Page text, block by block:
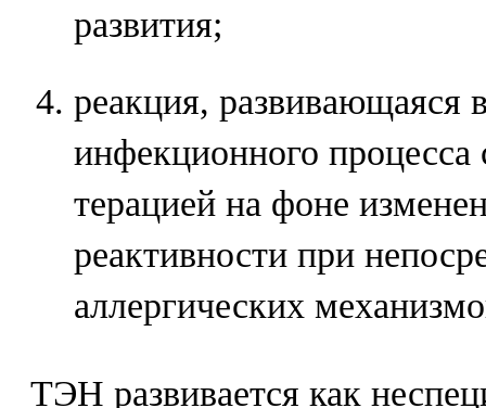
развития;
реакция, развивающаяся
инфекционного процесса
терацией на фоне
реактивности при
аллергических
ТЭН развивается как